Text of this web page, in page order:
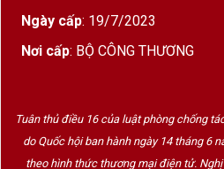
Ngày cấp: 19/7/2023
Nơi cấp: BỘ CÔNG THƯƠNG
Tuân thủ điều 16 của luật phòng chống
do Quốc hội ban hành ngày 14 tháng 6
theo hình thức thương mại điện tử.